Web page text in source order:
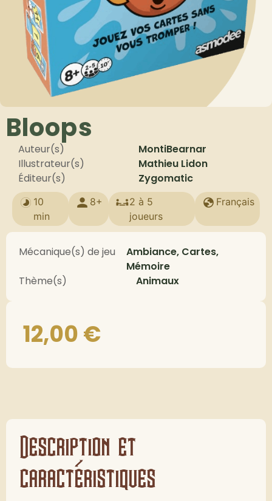
Bloops
Auteur(s)
MontiBearnar
Illustrateur(s)
Mathieu Lidon
Éditeur(s)
Zygomatic
10
min
8+
2 à 5
joueurs
Français
Mécanique(s) de jeu
Ambiance, Cartes,
Mémoire
Thème(s)
Animaux
12,00€
Description et
caractéristiques